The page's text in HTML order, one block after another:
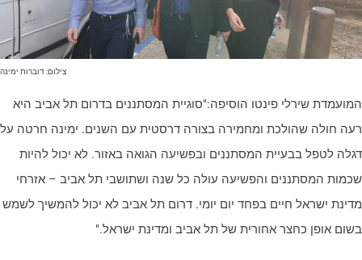
צילום: דוברות ימינה
שירלי פינטו הוסיפה:"סוגיית המסתננים בדרום תל אביב היא
חולה שהולכת ומחמירה בצורה דרסטית עם השנים. ימינה חרטה על
לטפל בבעיית המסתננים ובפשיעה הגואה באזור. לא יכול להיות
המסתננים והפשיעה עולה כל שנה ושתושבי תל אביב – אזרחי
ישראל חיים בפחד יום יומי. דרום תל אביב לא יכול להמשיך לשמש
אופן כחצר אחורית של תל אביב ומדינת ישראל."